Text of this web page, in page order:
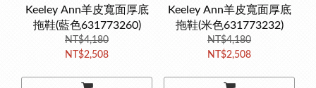
Keeley Ann羊皮寬面厚底
拖鞋(藍色631773260)
NT$4,180
NT$2,508
Keeley Ann羊皮寬面厚底
拖鞋(米色631773232)
NT$4,180
NT$2,508